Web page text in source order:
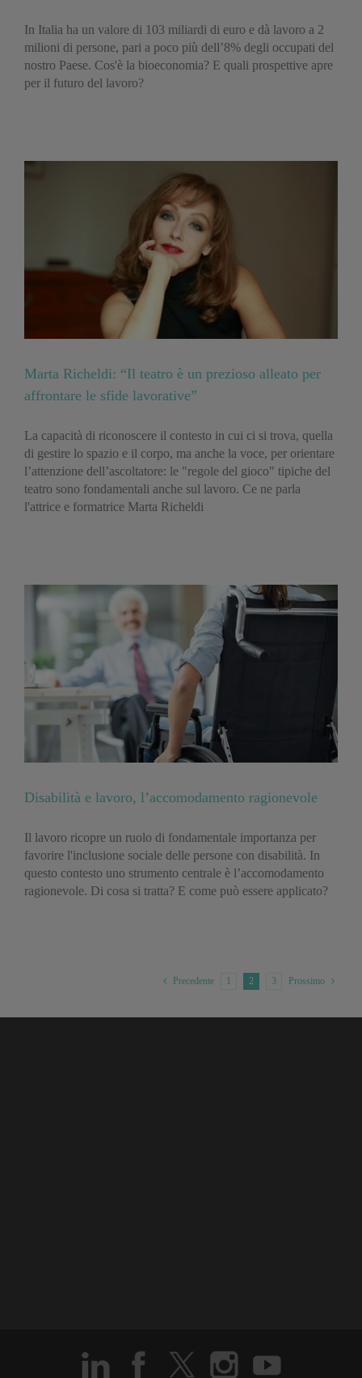
In Italia ha un valore di 103 miliardi di euro e dà lavoro a 2
milioni di persone, pari a poco più dell’8% degli occupati del
nostro Paese. Cos'è la bioeconomia? E quali prospettive apre
per il futuro del lavoro?
Marta Richeldi: “Il teatro è un prezioso alleato per
affrontare le sfide lavorative”
La capacità di riconoscere il contesto in cui ci si trova, quella
di gestire lo spazio e il corpo, ma anche la voce, per orientare
l’attenzione dell’ascoltatore: le "regole del gioco" tipiche del
teatro sono fondamentali anche sul lavoro. Ce ne parla
l'attrice e formatrice Marta Richeldi
Disabilità e lavoro, l’accomodamento ragionevole
Il lavoro ricopre un ruolo di fondamentale importanza per
favorire l'inclusione sociale delle persone con disabilità. In
questo contesto uno strumento centrale è l’accomodamento
ragionevole. Di cosa si tratta? E come può essere applicato?
Precedente 1 2 3 Prossimo